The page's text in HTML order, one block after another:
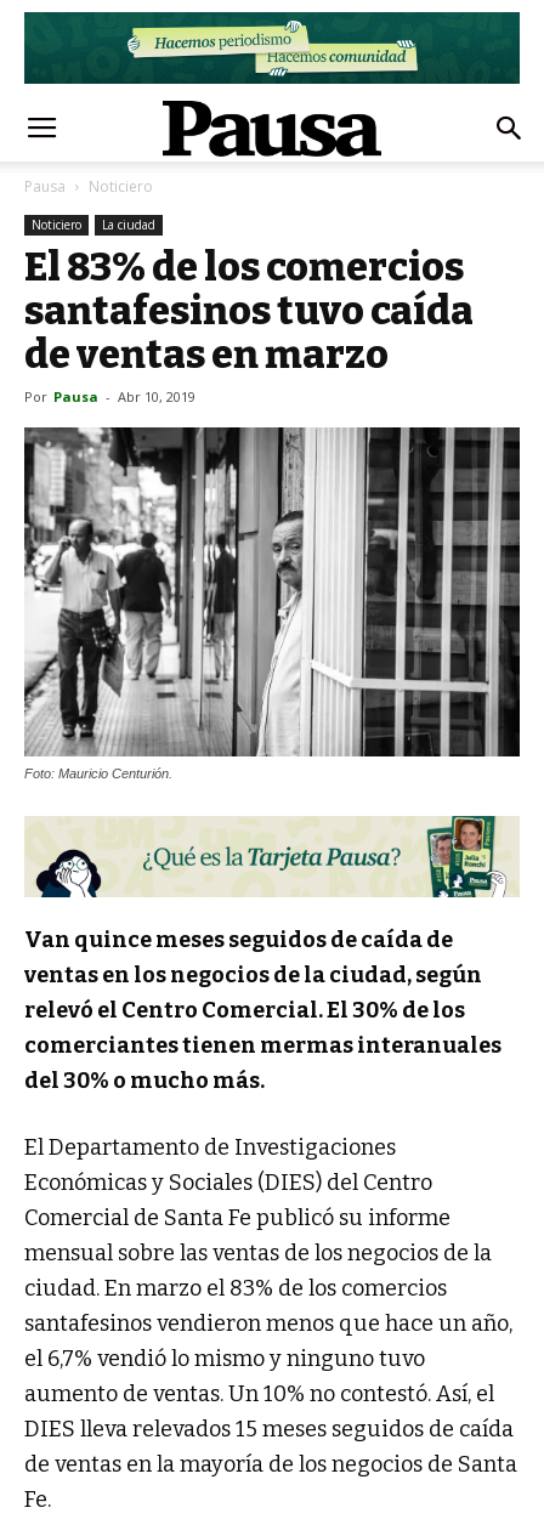
Pausa Noticiero
Noticiero La ciudad
El 83% de los comercios
santafesinos tuvo caída
de ventas en marzo
Por Pausa - Abr 10, 2019
Foto: Mauricio Centurión.
Van quince meses seguidos de caída de
ventas en los negocios de la ciudad, según
relevó el Centro Comercial. El 30% de los
comerciantes tienen mermas interanuales
del 30% o mucho más.
El Departamento de Investigaciones
Económicas y Sociales (DIES) del Centro
Comercial de Santa Fe publicó su informe
mensual sobre las ventas de los negocios de la
ciudad. En marzo el 83% de los comercios
santafesinos vendieron menos que hace un año,
el 6,7% vendió lo mismo y ninguno tuvo
aumento de ventas. Un 10% no contestó. Así, el
DIES lleva relevados 15 meses seguidos de caída
de ventas en la mayoría de los negocios de Santa
Fe.